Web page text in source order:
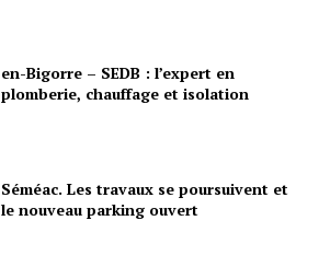
en-Bigorre – SEDB : l’expert en
plomberie, chauffage et isolation
Séméac. Les travaux se poursuivent et
le nouveau parking ouvert